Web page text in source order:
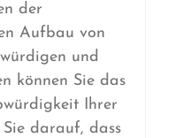
der
Aufbau von
und
können Sie das
Ihrer
Sie darauf, dass